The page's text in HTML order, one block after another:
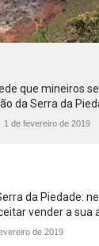
que mineiros
da Serra da
1 de fevereiro de 2019
da Piedade:
vender a sua
de 2019